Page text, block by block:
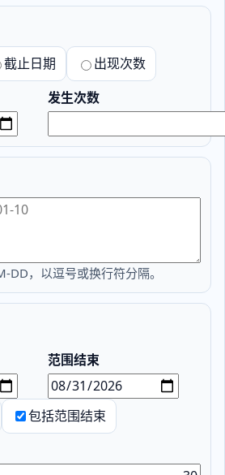
截止日期
出现次数
发生次数
DD，以逗号或换行符分隔。
范围结束
包括范围结束